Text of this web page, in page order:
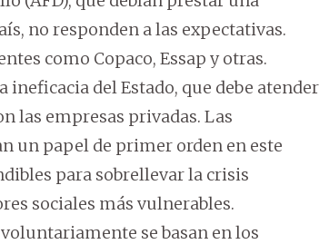
no responden a las expectativas.
como Copaco, Essap y otras.
ineficacia del Estado, que debe atender
las empresas privadas. Las
un papel de primer orden en este
para sobrellevar la crisis
sociales más vulnerables.
se basan en los